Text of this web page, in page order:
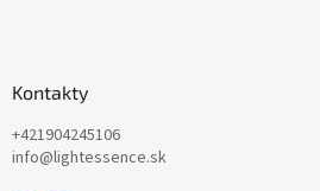
Kontakty
+421904245106
info@lightessence.sk